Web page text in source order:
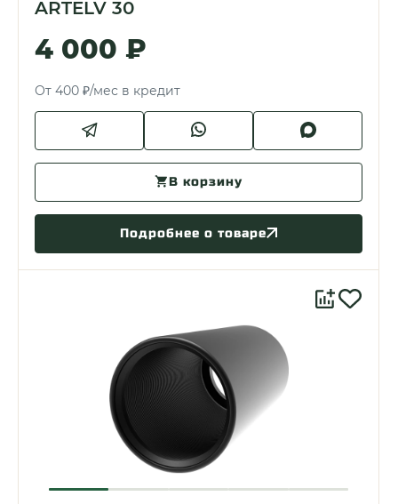
ARTELV 30
4 000 ₽
От 400 ₽/мес в кредит
В корзину
Подробнее о товаре